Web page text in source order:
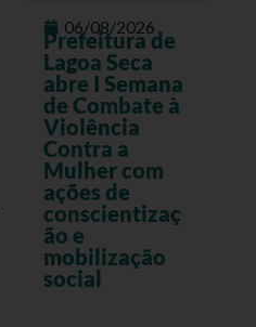
06/08/2026
Prefeitura de
Lagoa Seca
abre I Semana
de Combate à
Violência
Contra a
Mulher com
ações de
conscientizaç
ão e
mobilização
social